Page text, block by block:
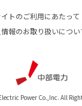
トのご利用にあたって
報のお取り扱いについ
Power Co.,Inc. All